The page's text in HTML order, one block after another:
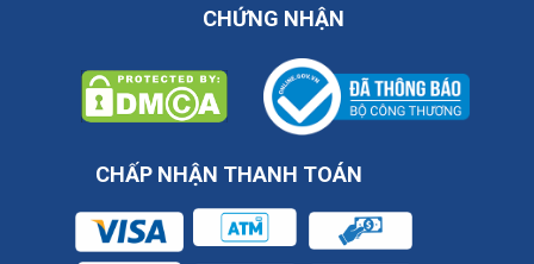
CHỨNG NHẬN
CHẤP NHẬN THANH TOÁN